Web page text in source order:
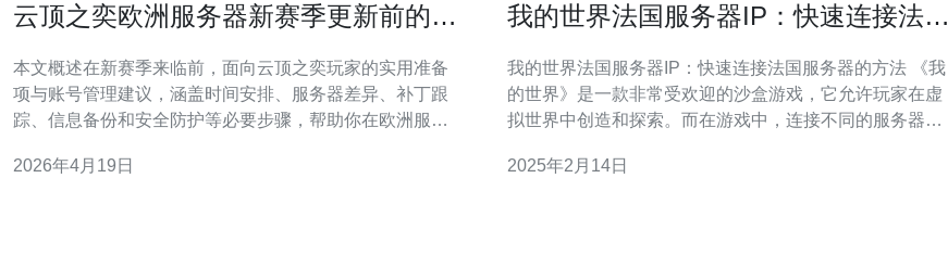
云顶之奕欧洲服务器新赛季更新前的备
本文概述在新赛季来临前，面向云顶之奕玩家的实用准备
项与账号管理建议，涵盖时间安排、服务器差异、补丁跟
踪、信息备份和安全防护等必要步骤，帮助你在欧洲服务
间？ 一般建议在新赛季补丁上线前至少提前3-7天开始准
2026年4月19日
我的世界法国服务器IP：快速连接法国
我的世界法国服务器IP：快速连接法国服务器的方法 《我
的世界》是一款非常受欢迎的沙盒游戏，它允许玩家在虚
拟世界中创造和探索。而在游戏中，连接不同的服务器可
法国服务器，并提供法国服务器IP地址。 法国作为欧洲的
2025年2月14日